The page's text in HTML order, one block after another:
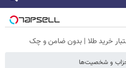
و شخصیت‌ها